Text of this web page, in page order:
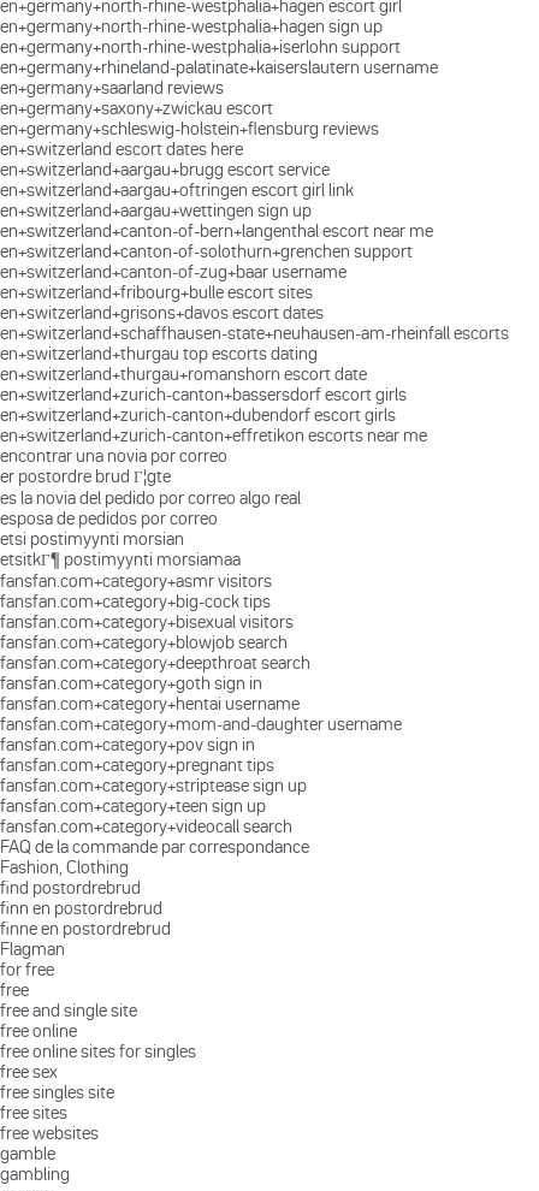
en+germany+north-rhine-westphalia+hagen escort girl
en+germany+north-rhine-westphalia+hagen sign up
en+germany+north-rhine-westphalia+iserlohn support
en+germany+rhineland-palatinate+kaiserslautern username
en+germany+saarland reviews
en+germany+saxony+zwickau escort
en+germany+schleswig-holstein+flensburg reviews
en+switzerland escort dates here
en+switzerland+aargau+brugg escort service
en+switzerland+aargau+oftringen escort girl link
en+switzerland+aargau+wettingen sign up
en+switzerland+canton-of-bern+langenthal escort near me
en+switzerland+canton-of-solothurn+grenchen support
en+switzerland+canton-of-zug+baar username
en+switzerland+fribourg+bulle escort sites
en+switzerland+grisons+davos escort dates
en+switzerland+schaffhausen-state+neuhausen-am-rheinfall escorts
en+switzerland+thurgau top escorts dating
en+switzerland+thurgau+romanshorn escort date
en+switzerland+zurich-canton+bassersdorf escort girls
en+switzerland+zurich-canton+dubendorf escort girls
en+switzerland+zurich-canton+effretikon escorts near me
encontrar una novia por correo
er postordre brud Г¦gte
es la novia del pedido por correo algo real
esposa de pedidos por correo
etsi postimyynti morsian
etsitkГ¶ postimyynti morsiamaa
fansfan.com+category+asmr visitors
fansfan.com+category+big-cock tips
fansfan.com+category+bisexual visitors
fansfan.com+category+blowjob search
fansfan.com+category+deepthroat search
fansfan.com+category+goth sign in
fansfan.com+category+hentai username
fansfan.com+category+mom-and-daughter username
fansfan.com+category+pov sign in
fansfan.com+category+pregnant tips
fansfan.com+category+striptease sign up
fansfan.com+category+teen sign up
fansfan.com+category+videocall search
FAQ de la commande par correspondance
Fashion, Clothing
find postordrebrud
finn en postordrebrud
finne en postordrebrud
Flagman
for free
free
free and single site
free online
free online sites for singles
free sex
free singles site
free sites
free websites
gamble
gambling